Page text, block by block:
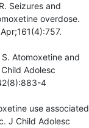
Seizures and
overdose.
Atomoxetine and
Adolesc
4
use associated
J Child Adolesc